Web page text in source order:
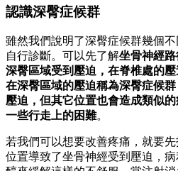
認識深臀症候群
雖然我們說明了深臀症候群幾個
自行診斷。可以先了解坐骨神經
深臀區域受到壓迫，在脊椎處的
在深臀區域的壓迫稱為深臀症候
壓迫，但其它位置也會造成類似
一些行走上的困難。
若我們可以想要改善疼痛，就要
位置導致了坐骨神經受到壓迫，